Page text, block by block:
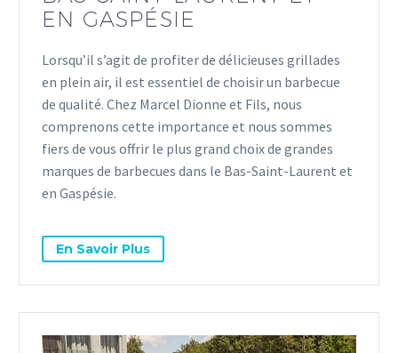
EN GASPÉSIE
Lorsqu’il s’agit de profiter de délicieuses grillades
en plein air, il est essentiel de choisir un barbecue
de qualité. Chez Marcel Dionne et Fils, nous
comprenons cette importance et nous sommes
fiers de vous offrir le plus grand choix de grandes
marques de barbecues dans le Bas-Saint-Laurent et
en Gaspésie.
En Savoir Plus